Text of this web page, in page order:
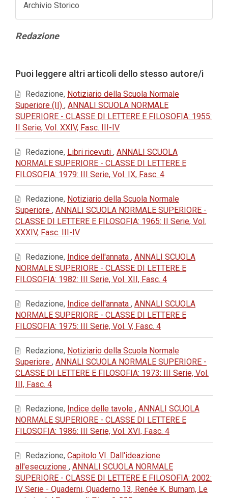
Archivio Storico
Contenuto
Redazione
dell'articolo
Puoi leggere altri articoli dello stesso autore/i
Redazione, Notiziario della Scuola Normale
Superiore (II) , ANNALI SCUOLA NORMALE
SUPERIORE - CLASSE DI LETTERE E FILOSOFIA: 1955:
II Serie, Vol. XXIV, Fasc. III-IV
Redazione, Libri ricevuti , ANNALI SCUOLA
NORMALE SUPERIORE - CLASSE DI LETTERE E
FILOSOFIA: 1979: III Serie, Vol. IX, Fasc. 4
Redazione, Notiziario della Scuola Normale
Superiore , ANNALI SCUOLA NORMALE SUPERIORE -
CLASSE DI LETTERE E FILOSOFIA: 1965: II Serie, Vol.
XXXIV, Fasc. III-IV
Redazione, Indice dell'annata , ANNALI SCUOLA
NORMALE SUPERIORE - CLASSE DI LETTERE E
FILOSOFIA: 1982: III Serie, Vol. XII, Fasc. 4
Redazione, Indice dell'annata , ANNALI SCUOLA
NORMALE SUPERIORE - CLASSE DI LETTERE E
FILOSOFIA: 1975: III Serie, Vol. V, Fasc. 4
Redazione, Notiziario della Scuola Normale
Superiore , ANNALI SCUOLA NORMALE SUPERIORE -
CLASSE DI LETTERE E FILOSOFIA: 1973: III Serie, Vol.
III, Fasc. 4
Redazione, Indice delle tavole , ANNALI SCUOLA
NORMALE SUPERIORE - CLASSE DI LETTERE E
FILOSOFIA: 1986: III Serie, Vol. XVI, Fasc. 4
Redazione, Capitolo VI. Dall'ideazione
all'esecuzione , ANNALI SCUOLA NORMALE
SUPERIORE - CLASSE DI LETTERE E FILOSOFIA: 2002:
IV Serie - Quaderni, Quaderno 13, Renée K. Burnam, Le